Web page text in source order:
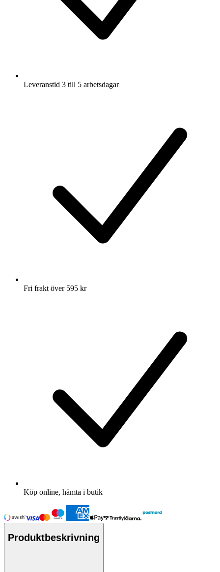
Leveranstid 3 till 5 arbetsdagar
Fri frakt över 595 kr
Köp online, hämta i butik
Produktbeskrivning